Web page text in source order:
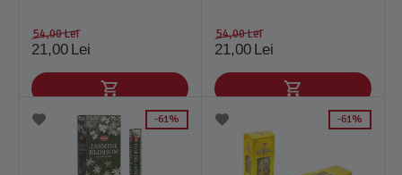
54,00Lei
21,00 Lei
54,00Lei
21,00 Lei
61% 61%